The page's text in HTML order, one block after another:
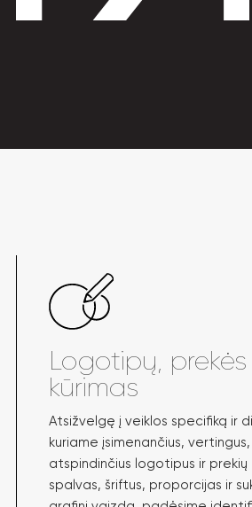
Logotipų, prekės
kūrimas
Atsižvelgę į veiklos specifiką ir
kuriame įsimenančius,
atspindinčius logotipus ir prekių
spalvas, šriftus, proporcijas ir